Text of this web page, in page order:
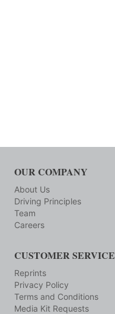
OUR COMPANY
About Us
Driving Principles
Team
Careers
CUSTOMER SERVICE
Reprints
Privacy Policy
Terms and Conditions
Media Kit Requests